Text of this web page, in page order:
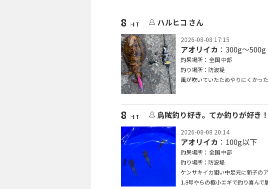
8 HIT ハルヒコ さん
2026-08-08 17:15
アオリイカ ：300g〜500g
釣果場所： 全国 中部
釣り場所：防波堤
風が吹いていたためやりにくかっ
8 HIT 烏賊釣り好き。てか釣りが好き
2026-08-08 20:14
アオリイカ ：100g以下
釣果場所： 全国 中部
釣り場所：防波堤
ケンサキイカ狙い中足元に新子の
1.8号やらの極小エギで釣り喜ん